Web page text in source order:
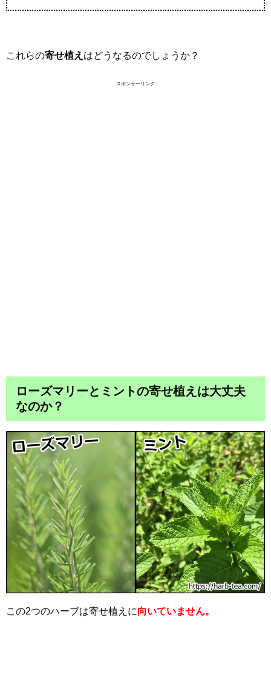
これらの寄せ植え はどうなるのでしょうか？
スポンサーリンク
ローズマリーとミントの寄せ植えは大丈夫
なのか？
この2つのハーブは寄せ植えに向いていません。